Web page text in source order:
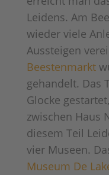
Leidens. Am
wieder viele
Aussteigen
Beestenmarkt
gehandelt. Das
Glocke
zwischen Haus
diesem Teil
vier Museen.
Museum De